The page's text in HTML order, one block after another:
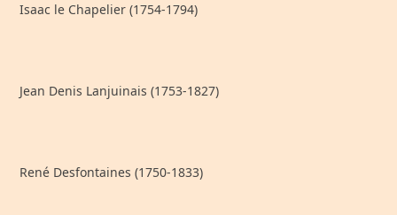
Isaac le Chapelier (1754-1794)
Jean Denis Lanjuinais (1753-1827)
René Desfontaines (1750-1833)